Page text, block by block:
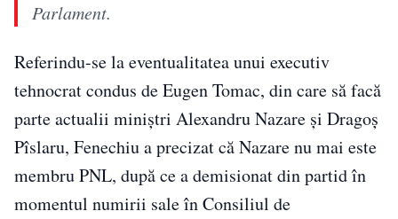
Parlament.
Referindu-se la eventualitatea unui executiv
tehnocrat condus de Eugen Tomac, din care să facă
parte actualii miniștri Alexandru Nazare și Dragoș
Pîslaru, Fenechiu a precizat că Nazare nu mai este
membru PNL, după ce a demisionat din partid în
momentul numirii sale în Consiliul de